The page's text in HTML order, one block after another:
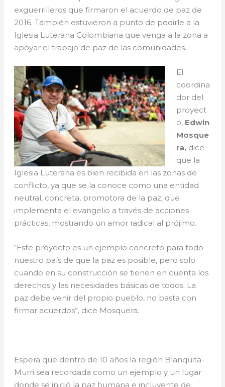
exguerrilleros que firmaron el acuerdo de paz de
2016. También estuvieron a punto de pedirle a la
Iglesia Luterana Colombiana que venga a la zona a
apoyar el trabajo de paz de las comunidades.
El
coordina
dor del
proyect
o, Edwin
Mosque
ra,dice
que la
Iglesia Luterana es bien recibida en las zonas de
conflicto, ya que se la conoce como una entidad
neutral, concreta, promotora de la paz, que
implementa el evangelio a través de acciones
prácticas, mostrando un amor radical al prójimo.
“Este proyecto es un ejemplo concreto para todo
nuestro país de que la paz es posible, pero solo
cuando en su construcción se tienen en cuenta los
derechos y las necesidades básicas de todos. La
paz debe venir del propio pueblo, no basta con
firmar acuerdos”, dice Mosquera.
Espera que dentro de 10 años la región Blanquita-
Murri sea recordada como un ejemplo y un lugar
donde se inició la paz humana e incluyente de